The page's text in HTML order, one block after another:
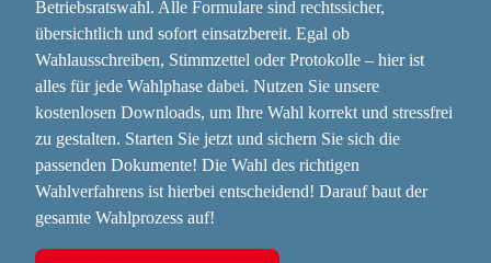
Betriebsratswahl. Alle Formulare sind rechtssicher,
übersichtlich und sofort einsatzbereit. Egal ob
Wahlausschreiben, Stimmzettel oder Protokolle – hier ist
alles für jede Wahlphase dabei. Nutzen Sie unsere
kostenlosen Downloads, um Ihre Wahl korrekt und stressfrei
zu gestalten. Starten Sie jetzt und sichern Sie sich die
passenden Dokumente! Die Wahl des richtigen
Wahlverfahrens ist hierbei entscheidend! Darauf baut der
gesamte Wahlprozess auf!